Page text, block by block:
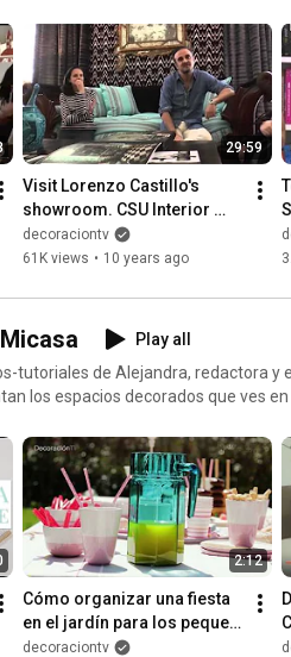
29:59
Visit Lorenzo Castillo's
showroom. CSU Interior
Design - New Style |
DecoraciónTV
decoraciontv
61K views • 10 years ago
Play all
tutoriales de Alejandra, redactora y
los espacios decorados que ves
2:12
Cómo organizar una fiesta
en el jardín para los peques
- Mi Casa | DecoraciónTV
decoraciontv